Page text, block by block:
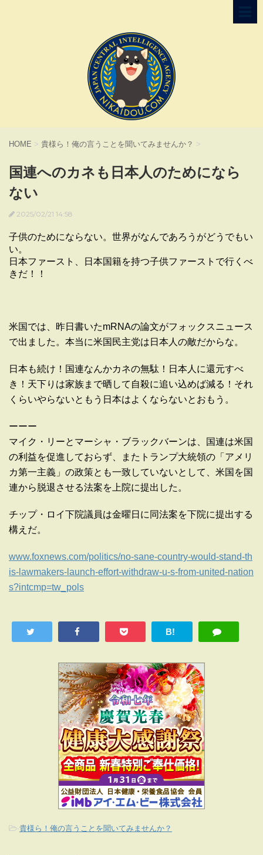
HOME > 貴様ら！俺の言うことを聞いてみませんか？ >
国連へのカネも日本人のためになら
ない
2025/02/21 14:58
子供のためにならない。世界がなんであろうがどうでもい
い。
日本ファースト、日本国籍を持つ子供ファーストで行くべ
きだ！！
米国では、昨日書いたmRNAの論文がフォックスニュース
で出ました。本当に米国民主党は日本人の敵だからな。
日本も続け！国連なんかカネの無駄！日本人に還元すべ
き！天下りは家族まで晒して自殺に追い込めば減る！それ
くらいやらないともう日本はよくならないとおもう。
ーーー
マイク・リーとマーシャ・ブラックバーンは、国連は米国
の利益を促進しておらず、またトランプ大統領の「アメリ
カ第一主義」の政策とも一致していないとして、米国を国
連から脱退させる法案を上院に提出した。
チップ・ロイ下院議員は金曜日に同法案を下院に提出する
構えだ。
www.foxnews.com/politics/no-sane-country-would-stand-th
is-lawmakers-launch-effort-withdraw-u-s-from-united-nation
s?intcmp=tw_pols
B!
-貴様ら！俺の言うことを聞いてみませんか？